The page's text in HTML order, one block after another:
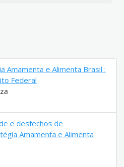
Amamenta e Alimenta Brasil :
Federal
e desfechos de
Amamenta e Alimenta